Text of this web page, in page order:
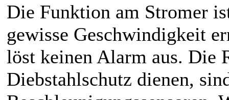
Die Funktion am Stromer
gewisse Geschwindigkeit
löst keinen Alarm aus. Die
Diebstahlschutz dienen,